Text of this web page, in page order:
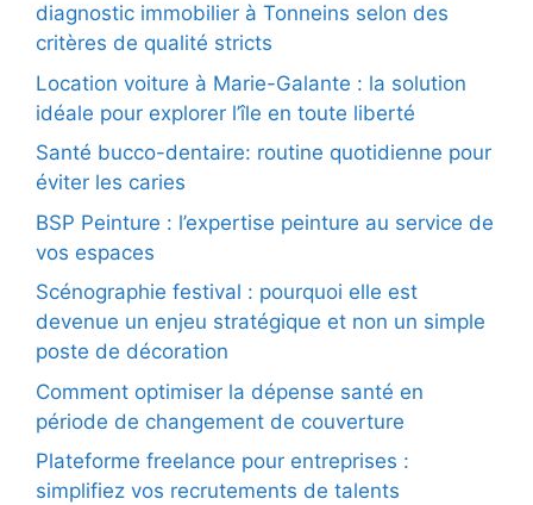
diagnostic immobilier à Tonneins selon des
critères de qualité stricts
Location voiture à Marie-Galante : la solution
idéale pour explorer l’île en toute liberté
Santé bucco-dentaire: routine quotidienne pour
éviter les caries
BSP Peinture : l’expertise peinture au service de
vos espaces
Scénographie festival : pourquoi elle est
devenue un enjeu stratégique et non un simple
poste de décoration
Comment optimiser la dépense santé en
période de changement de couverture
Plateforme freelance pour entreprises :
simplifiez vos recrutements de talents